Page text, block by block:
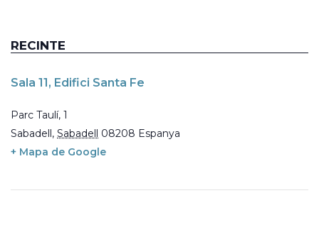
RECINTE
Sala 11, Edifici Santa Fe
Parc Taulí, 1
Sabadell, Sabadell 08208 Espanya
+ Mapa de Google